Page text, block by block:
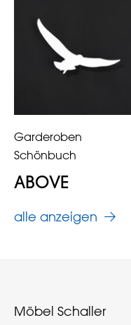
alle anzeigen
Garderoben
Schönbuch
ABOVE
Möbel Schaller